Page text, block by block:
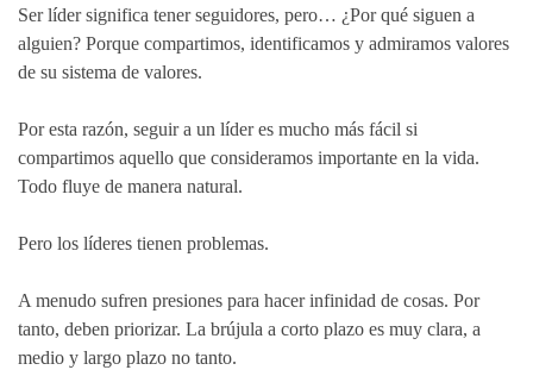
Ser líder significa tener seguidores, pero… ¿Por qué siguen a
alguien? Porque compartimos, identificamos y admiramos valores
de su sistema de valores.
Por esta razón, seguir a un líder es mucho más fácil si
compartimos aquello que consideramos importante en la vida.
Todo fluye de manera natural.
Pero los líderes tienen problemas.
A menudo sufren presiones para hacer infinidad de cosas. Por
tanto, deben priorizar. La brújula a corto plazo es muy clara, a
medio y largo plazo no tanto.